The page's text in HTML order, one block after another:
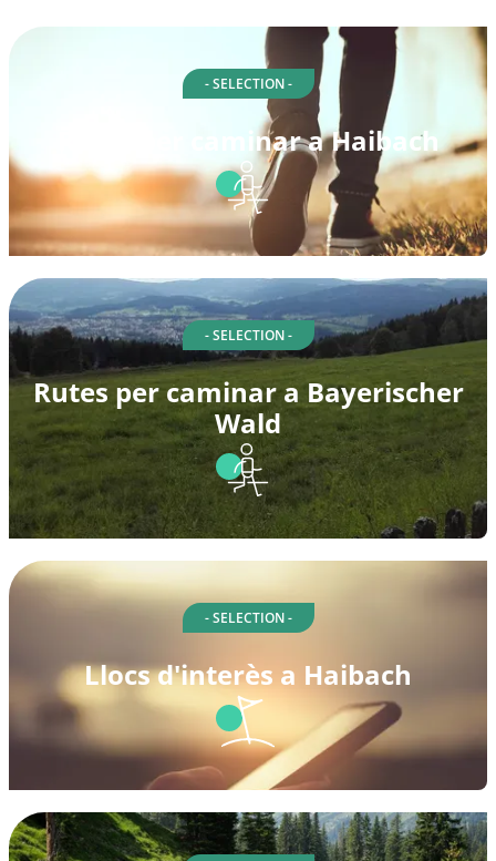
- SELECTION -
Rutes per caminar a Haibach
- SELECTION -
Rutes per caminar a Bayerischer
Wald
- SELECTION -
Llocs d'interès a Haibach